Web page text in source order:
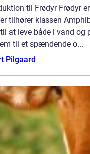
til Frødyr Frødyr
tilhører klassen
at leve både i vand
til et spændende o...
Pilgaard